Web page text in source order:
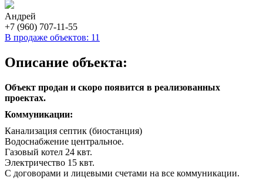
Андрей
+7 (960) 707-11-55
В продаже объектов: 11
Описание объекта:
Объект продан и скоро появится в реализованных
проектах.
Коммуникации:
Канализация септик (биостанция)
Водоснабжение центральное.
Газовый котел 24 квт.
Электричество 15 квт.
С договорами и лицевыми счетами на все коммуникации.